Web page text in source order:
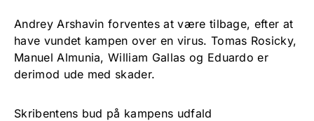
Andrey Arshavin forventes at være tilbage, efter at
have vundet kampen over en virus. Tomas Rosicky,
Manuel Almunia, William Gallas og Eduardo er
derimod ude med skader.
Skribentens bud på kampens udfald